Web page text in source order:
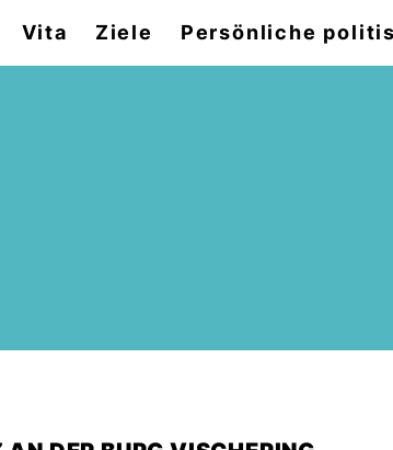
Vita Ziele Persönliche